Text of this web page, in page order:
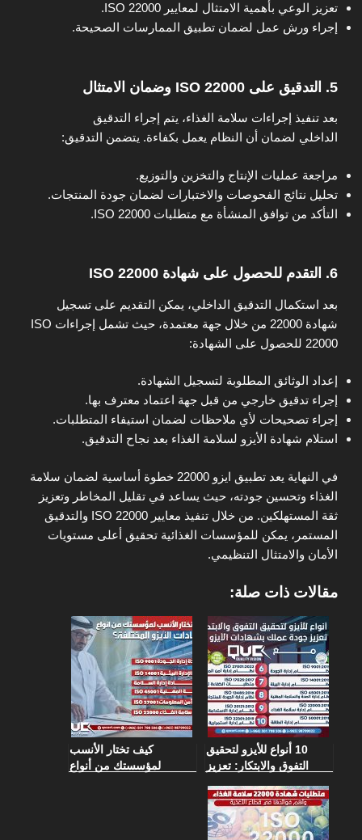
تعزيز الوعي بأهمية الامتثال لمعايير ISO 22000.
إجراء ورش عمل لضمان تطبيق الممارسات الصحيحة.
5. التدقيق على ISO 22000 وضمان الامتثال
بعد تنفيذ إجراءات سلامة الغذاء، يتم إجراء التدقيق
الداخلي لضمان أن النظام يعمل بكفاءة. يتضمن التدقيق:
مراجعة عمليات الإنتاج والتخزين والتوزيع.
تحليل نتائج الفحوصات والاختبارات لضمان جودة المنتجات.
التأكد من توافق المنشأة مع متطلبات ISO 22000.
6. التقدم للحصول على شهادة ISO 22000
بعد استكمال التدقيق الداخلي، يمكن التقديم على تسجيل
شهادة 22000 من خلال جهة معتمدة، حيث تشمل إجراءات ISO
22000 للحصول على الشهادة:
إعداد الوثائق المطلوبة لتسجيل الشهادة.
إجراء تدقيق خارجي من قبل جهة اعتماد معترف بها.
إجراء تصحيحات لأي ملاحظات لضمان استيفاء المتطلبات.
استلام شهادة الأيزو لسلامة الغذاء بعد نجاح التدقيق.
في النهاية يعد تطبيق ايزو 22000 خطوة أساسية لضمان سلامة
الغذاء وتحسين جودته، حيث يساعد في تقليل المخاطر وتعزيز
ثقة المستهلكين. من خلال تنفيذ معايير ISO 22000 والتدقيق
المستمر، يمكن للمؤسسات الغذائية تحقيق أعلى مستويات
الأمان والامتثال التنظيمي.
مقالات ذات صلة:
10 أنواع للأيزو لتحقيق
التفوق والابتكار: تعزيز
الأيزو مع Quality Vision
Consultancy
كيف تختار الأنسب
لمؤسستك من أنواع